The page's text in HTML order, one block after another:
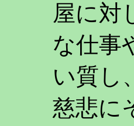
屋に対
な仕事
い質し
慈悲に